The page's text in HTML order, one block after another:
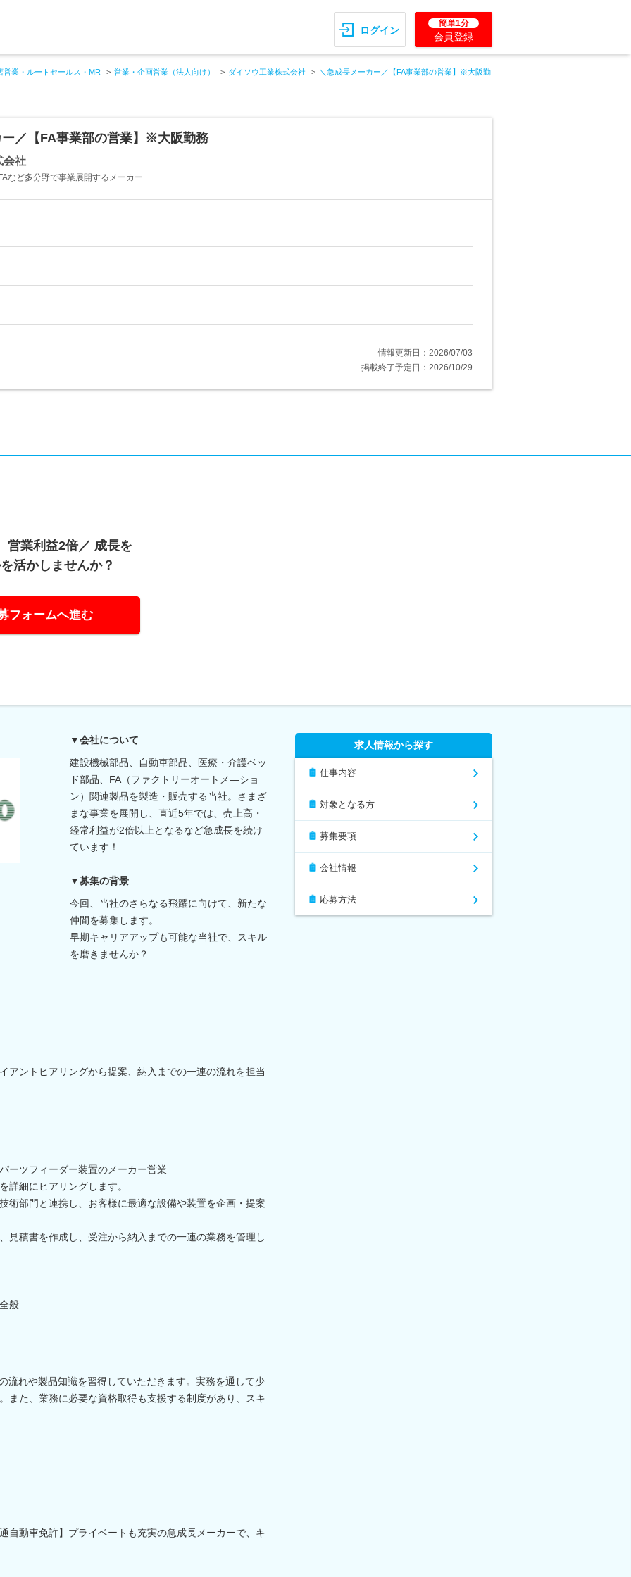
ログイン
簡単1分
会員登録
営業・ルートセールス・MR 営業・企画営業（法人向け） ダイソウ工業株式会社 ＼急成長メーカー／【FA事業部の営業】※大阪勤
／【FA事業部の営業】※大阪勤務
会社
など多分野で事業展開するメーカー
情報更新日：2026/07/03
掲載終了予定日：2026/10/29
営業利益2倍／ 成長を
活かしませんか？
フォームへ進む
▼会社について
建設機械部品、自動車部品、医療・介護ベッ
ド部品、FA（ファクトリーオートメ―ショ
ン）関連製品を製造・販売する当社。さまざ
まな事業を展開し、直近5年では、売上高・
経常利益が2倍以上となるなど急成長を続け
ています！
▼募集の背景
今回、当社のさらなる飛躍に向けて、新たな
仲間を募集します。
早期キャリアアップも可能な当社で、スキル
を磨きませんか？
アントヒアリングから提案、納入までの一連の流れを担当
ーツフィーダー装置のメーカー営業
詳細にヒアリングします。
術部門と連携し、お客様に最適な設備や装置を企画・提案
見積書を作成し、受注から納入までの一連の業務を管理し
般
流れや製品知識を習得していただきます。実務を通して少
また、業務に必要な資格取得も支援する制度があり、スキ
自動車免許】プライベートも充実の急成長メーカーで、キ
求人情報から探す
仕事内容
対象となる方
募集要項
会社情報
応募方法